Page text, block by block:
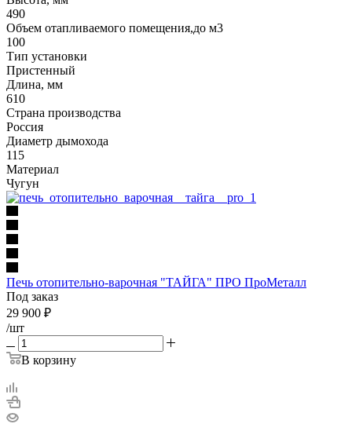
490
Объем отапливаемого помещения,до м3
100
Тип установки
Пристенный
Длина, мм
610
Страна производства
Россия
Диаметр дымохода
115
Материал
Чугун
Печь отопительно-варочная "ТАЙГА" ПРО ПроМеталл
Под заказ
29 900 ₽
/шт
В корзину